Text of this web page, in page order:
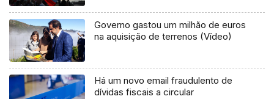
Governo gastou um milhão de euros
na aquisição de terrenos (Vídeo)
Há um novo email fraudulento de
dívidas fiscais a circular